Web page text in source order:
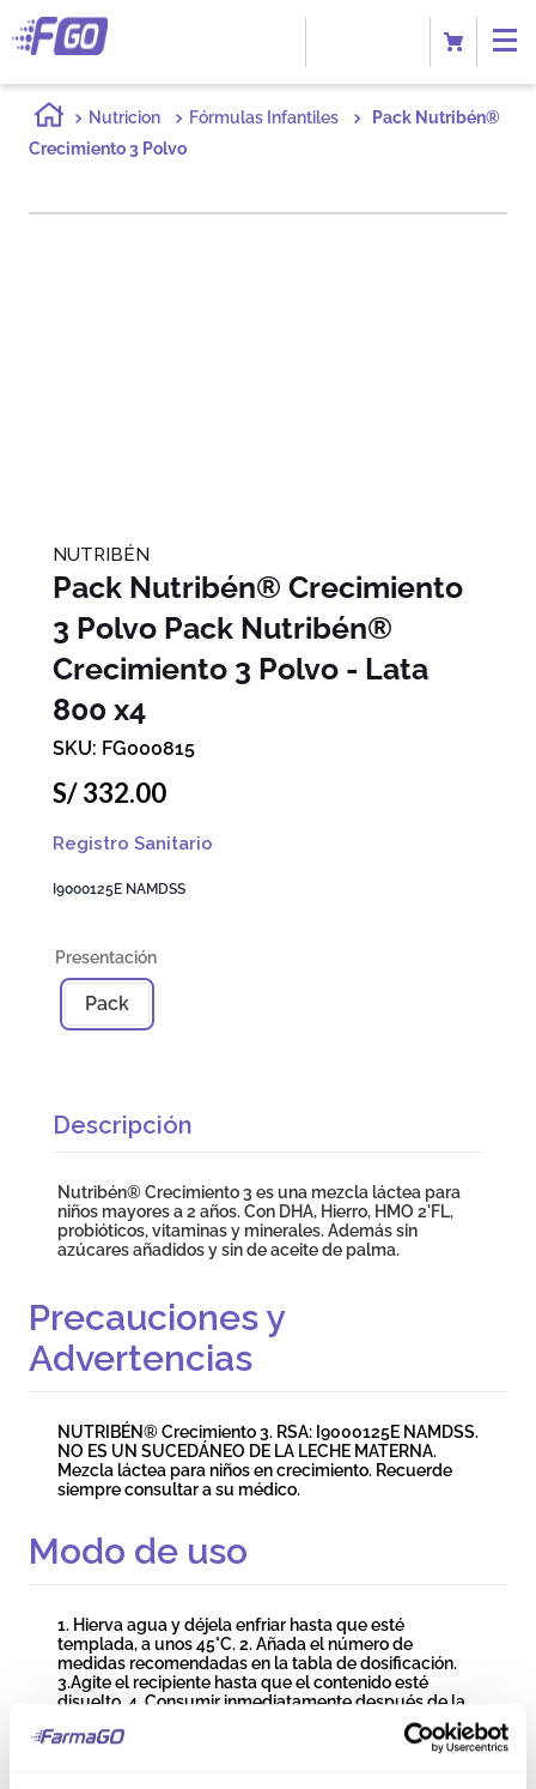
Nutricion Fórmulas Infantiles
Pack Nutribén®
Crecimiento 3 Polvo
NUTRIBÉN
Pack Nutribén® Crecimiento
3 Polvo Pack Nutribén®
Crecimiento 3 Polvo - Lata
800 x4
FG000815
S/332.00
Registro Sanitario
I9000125E NAMDSS
Pack
Descripción
Nutribén® Crecimiento 3 es una mezcla láctea para
niños mayores a 2 años. Con DHA, Hierro, HMO 2'FL,
probióticos, vitaminas y minerales. Además sin
azúcares añadidos y sin de aceite de palma.
Precauciones y
Advertencias
NUTRIBÉN® Crecimiento 3. RSA: I9000125E NAMDSS.
NO ES UN SUCEDÁNEO DE LA LECHE MATERNA.
Mezcla láctea para niños en crecimiento. Recuerde
siempre consultar a su médico.
Modo de uso
1. Hierva agua y déjela enfriar hasta que esté
templada, a unos 45°C. 2. Añada el número de
medidas recomendadas en la tabla de dosificación.
3.Agite el recipiente hasta que el contenido esté
disuelto. 4. Consumir inmediatamente después de la
preparación. No conserve nunca los restos de la toma.